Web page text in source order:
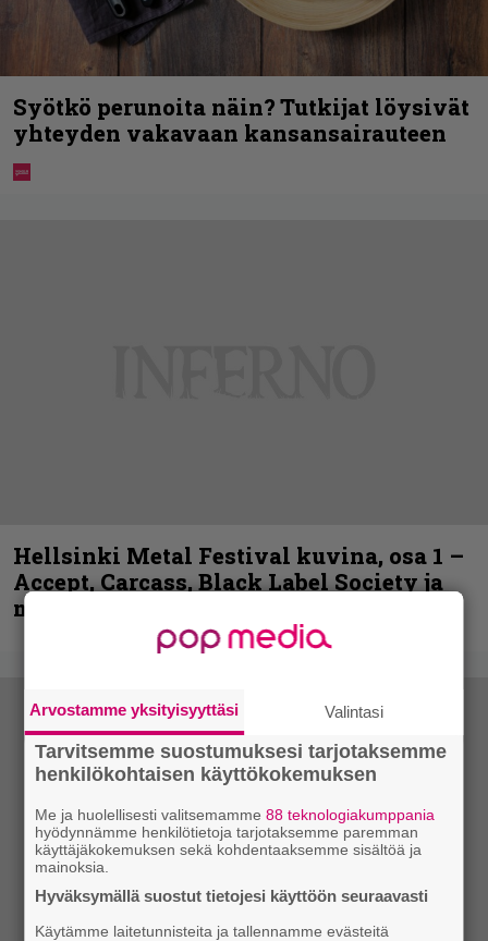
Syötkö perunoita näin? Tutkijat löysivät
yhteyden vakavaan kansansairauteen
Hellsinki Metal Festival kuvina, osa 1 –
Accept, Carcass, Black Label Society ja
muita avauspäivän esiintyjiä
Arvostamme yksityisyyttäsi Valintasi
Tarvitsemme suostumuksesi tarjotaksemme
henkilökohtaisen käyttökokemuksen
Me ja huolellisesti valitsemamme88 teknologiakumppania
hyödynnämme henkilötietoja tarjotaksemme paremman
käyttäjäkokemuksen sekä kohdentaaksemme sisältöä ja
mainoksia.
Hyväksymällä suostut tietojesi käyttöön seuraavasti
Käytämme laitetunnisteita ja tallennamme evästeitä